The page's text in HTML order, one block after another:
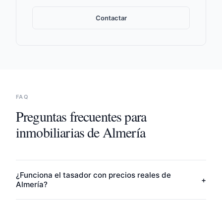
Contactar
FAQ
Preguntas frecuentes para
inmobiliarias deAlmería
¿Funciona el tasador con precios reales de
Almería?
+